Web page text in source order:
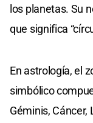
los planetas. Su
que significa
En astrología, el
simbólico
Géminis, Cáncer,